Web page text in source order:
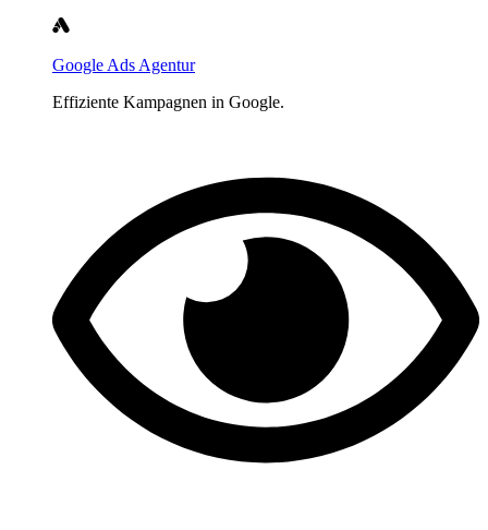
Google Ads Agentur
Effiziente Kampagnen in Google.